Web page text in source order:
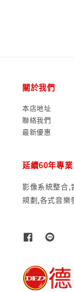
關於我們
本店地址
聯絡我們
最新優惠
延續60年專業
影像系統整合,
規劃,各式音樂